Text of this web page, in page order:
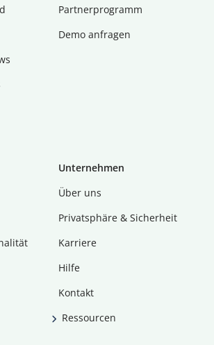
Partnerprogramm
Demo anfragen
Unternehmen
Über uns
Privatsphäre & Sicherheit
Karriere
Hilfe
Kontakt
Ressourcen